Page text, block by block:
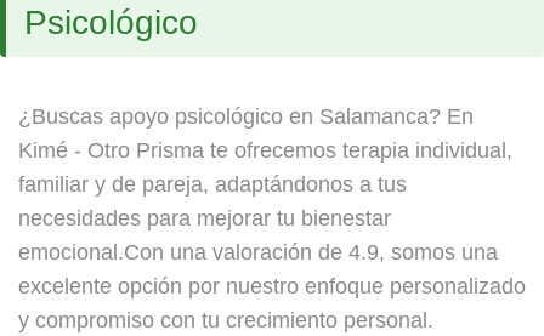
Psicológico
¿Buscas apoyo psicológico en Salamanca? En
Kimé - Otro Prisma te ofrecemos terapia individual,
familiar y de pareja, adaptándonos a tus
necesidades para mejorar tu bienestar
emocional.Con una valoración de 4.9, somos una
excelente opción por nuestro enfoque personalizado
y compromiso con tu crecimiento personal.